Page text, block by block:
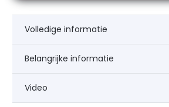
Volledige informatie
Belangrijke informatie
Video